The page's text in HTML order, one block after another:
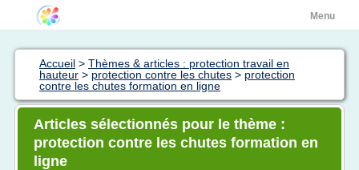
Menu
Accueil > Thèmes & articles : protection travail en
hauteur > protection contre les chutes > protection
contre les chutes formation en ligne
Articles sélectionnés pour le thème :
protection contre les chutes formation en
ligne